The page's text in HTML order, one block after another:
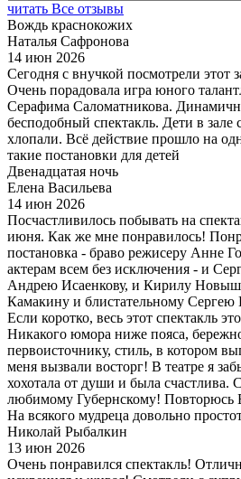
читать Все отзывы
Вождь краснокожих
Наталья Сафронова
14 июн 2026
Сегодня с внучкой посмотрели этот
Очень порадовала игра юного
Серафима Саломатникова.
бесподобный спектакль. Дети в зале
хлопали. Всё действие прошло на
такие постановки для детей
Двенадцатая ночь
Елена Васильева
14 июн 2026
Посчастливилось побывать на
июня. Как же мне понравилось!
постановка - браво режисеру Анне
актерам всем без исключения - и
Андрею Исаенкову, и Кирилу
Камакину и блистательному
Если коротко, весь этот спектакль
Никакого юмора ниже пояса,
первоисточнику, стиль, в котором
меня вызвали восторг! В театре я
хохотала от души и была счастлива.
любимому Губернскому!
На всякого мудреца довольно
Николай Рыбалкин
13 июн 2026
Очень понравился спектакль!